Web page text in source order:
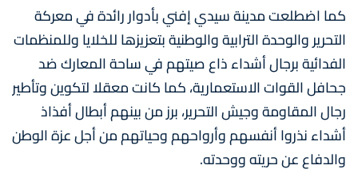
كما اضطلعت مدينة سيدي إفني بأدوار رائدة في معركة
التحرير والوحدة الترابية والوطنية بتعزيزها للخلايا وللمنظمات
الفدائية برجال أشداء ذاع صيتهم في ساحة المعارك ضد
جحافل القوات الاستعمارية، كما كانت معقلا لتكوين وتأطير
رجال المقاومة وجيش التحرير، برز من بينهم أبطال أفذاذ
أشداء نذروا أنفسهم وأرواحهم وحياتهم من أجل عزة الوطن
والدفاع عن حريته ووحدته.